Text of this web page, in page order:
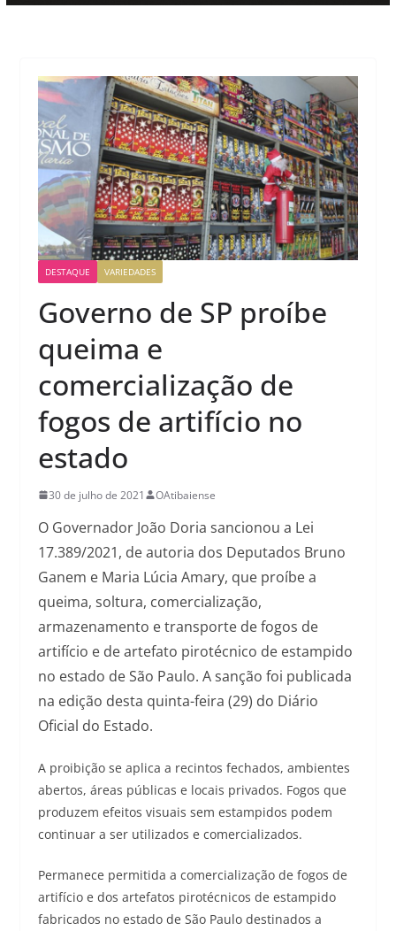
DESTAQUE VARIEDADES
Governo de SP proíbe
queima e
comercialização de
fogos de artifício no
estado
30 de julho de 2021 OAtibaiense
O Governador João Doria sancionou a Lei
17.389/2021, de autoria dos Deputados Bruno
Ganem e Maria Lúcia Amary, que proíbe a
queima, soltura, comercialização,
armazenamento e transporte de fogos de
artifício e de artefato pirotécnico de estampido
no estado de São Paulo. A sanção foi publicada
na edição desta quinta-feira (29) do Diário
Oficial do Estado.
A proibição se aplica a recintos fechados, ambientes
abertos, áreas públicas e locais privados. Fogos que
produzem efeitos visuais sem estampidos podem
continuar a ser utilizados e comercializados.
Permanece permitida a comercialização de fogos de
artifício e dos artefatos pirotécnicos de estampido
fabricados no estado de São Paulo destinados a